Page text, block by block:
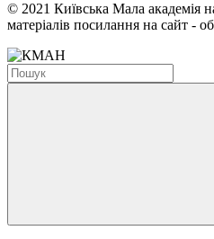
© 2021 Київська Мала академія
матеріалів посилання на сайт -